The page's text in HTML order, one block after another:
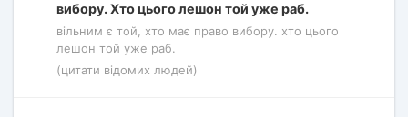
вибору. Хто цього лешон той уже раб.
вільним є той, хто має право вибору. хто цього
лешон той уже раб.
(цитати відомих людей)